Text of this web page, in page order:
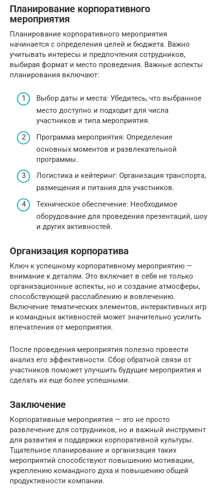
Планирование корпоративного
мероприятия
Планирование корпоративного мероприятия
начинается с определения целей и бюджета. Важно
учитывать интересы и предпочтения сотрудников,
выбирая формат и место проведения. Важные аспекты
планирования включают:
Выбор даты и места: Убедитесь, что выбранное
место доступно и подходит для числа
участников и типа мероприятия.
Программа мероприятия: Определение
основных моментов и развлекательной
программы.
Логистика и кейтеринг: Организация транспорта,
размещения и питания для участников.
Техническое обеспечение: Необходимое
оборудование для проведения презентаций, шоу
и других активностей.
Организация корпоратива
Ключ к успешному корпоративному мероприятию —
внимание к деталям. Это включает в себя не только
организационные аспекты, но и создание атмосферы,
способствующей расслаблению и вовлечению.
Включение тематических элементов, интерактивных игр
и командных активностей может значительно усилить
впечатления от мероприятия.
После проведения мероприятия полезно провести
анализ его эффективности. Сбор обратной связи от
участников поможет улучшить будущие мероприятия и
сделать их еще более успешными.
Заключение
Корпоративные мероприятия — это не просто
развлечение для сотрудников, но и важный инструмент
для развития и поддержки корпоративной культуры.
Тщательное планирование и организация таких
мероприятий способствуют повышению мотивации,
укреплению командного духа и повышению общей
продуктивности компании.